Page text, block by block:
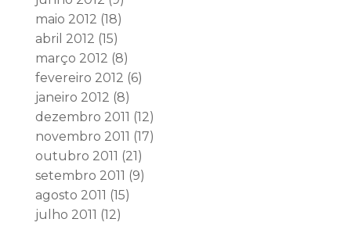
maio 2012 (18)
abril 2012 (15)
março 2012 (8)
fevereiro 2012 (6)
janeiro 2012 (8)
dezembro 2011 (12)
novembro 2011 (17)
outubro 2011 (21)
setembro 2011 (9)
agosto 2011 (15)
julho 2011 (12)